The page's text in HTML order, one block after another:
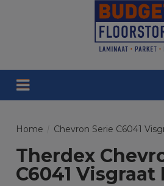
Home Chevron Serie C6041
Therdex
C6041 Visgraat